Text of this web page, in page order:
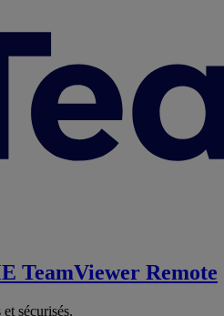
TeamViewer Remote
sécurisés.